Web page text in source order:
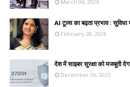
March 06, 2026
AI टूल्स का बढ़ता प्रभाव : सुविधा
February 28, 2026
देश में साइबर सुरक्षा को मजबूती
December 06, 2025